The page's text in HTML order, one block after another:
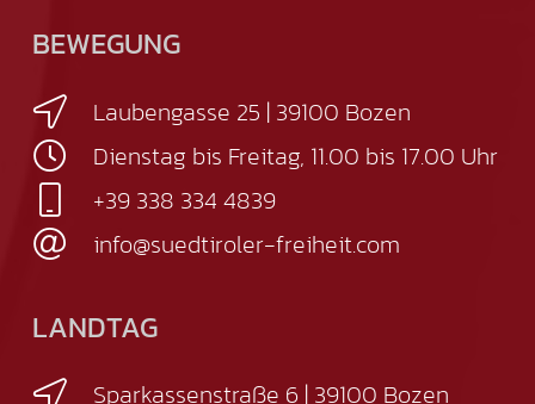
BEWEGUNG
Laubengasse 25 | 39100 Bozen
Dienstag bis Freitag, 11.00 bis 17.00 Uhr
+39 338 334 4839
info@suedtiroler-freiheit.com
LANDTAG
Sparkassenstraße 6 | 39100 Bozen